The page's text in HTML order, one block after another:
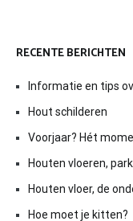
RECENTE BERICHTEN
Informatie en tips
Hout schilderen
Voorjaar? Hét
Houten vloeren,
Houten vloer, de
Hoe moet je kitten?